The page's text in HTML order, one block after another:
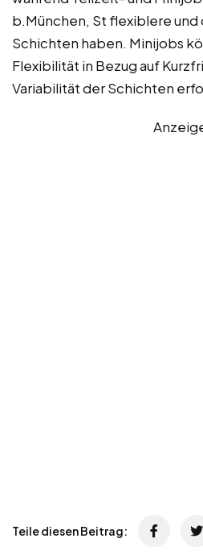
b.München, St flexiblere
Schichten haben. Minijobs
Flexibilität in Bezug auf
Variabilität der Schichten
Teile diesen Beitrag: